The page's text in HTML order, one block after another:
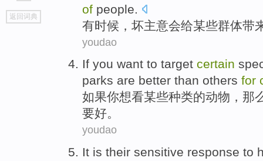
go
top
返回词典
of people.
有时候 ， 坏主意会给某些群体带
youdao
If you want to target certain
parks are better than others for
如果你想看某些种类的动物 ， 那
要好。
youdao
It is their sensitive response to